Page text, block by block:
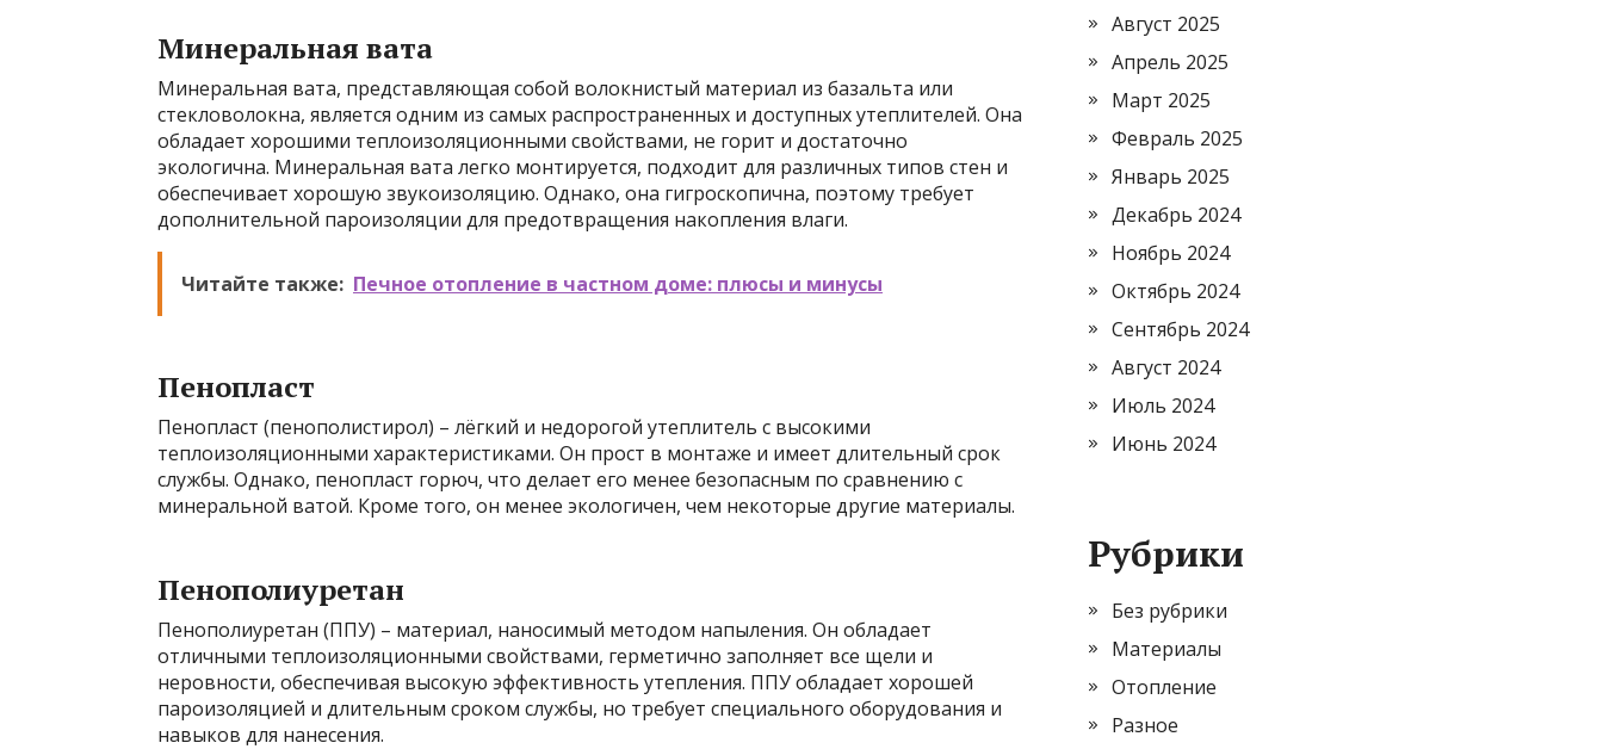
Минеральная вата
Минеральная вата, представляющая собой волокнистый материал из базальта или
стекловолокна, является одним из самых распространенных и доступных утеплителей. Она
обладает хорошими теплоизоляционными свойствами, не горит и достаточно
экологична. Минеральная вата легко монтируется, подходит для различных типов стен и
обеспечивает хорошую звукоизоляцию. Однако, она гигроскопична, поэтому требует
дополнительной пароизоляции для предотвращения накопления влаги.
Читайте также: Печное отопление в частном доме: плюсы и минусы
Пенопласт
Пенопласт (пенополистирол) – лёгкий и недорогой утеплитель с высокими
теплоизоляционными характеристиками. Он прост в монтаже и имеет длительный срок
службы. Однако, пенопласт горюч, что делает его менее безопасным по сравнению с
минеральной ватой. Кроме того, он менее экологичен, чем некоторые другие материалы.
Пенополиуретан
Пенополиуретан (ППУ) – материал, наносимый методом напыления. Он обладает
отличными теплоизоляционными свойствами, герметично заполняет все щели и
неровности, обеспечивая высокую эффективность утепления. ППУ обладает хорошей
пароизоляцией и длительным сроком службы, но требует специального оборудования и
навыков для нанесения.
Август 2025
Апрель 2025
Март 2025
Февраль 2025
Январь 2025
Декабрь 2024
Ноябрь 2024
Октябрь 2024
Сентябрь 2024
Август 2024
Июль 2024
Июнь 2024
Рубрики
Без рубрики
Материалы
Отопление
Разное